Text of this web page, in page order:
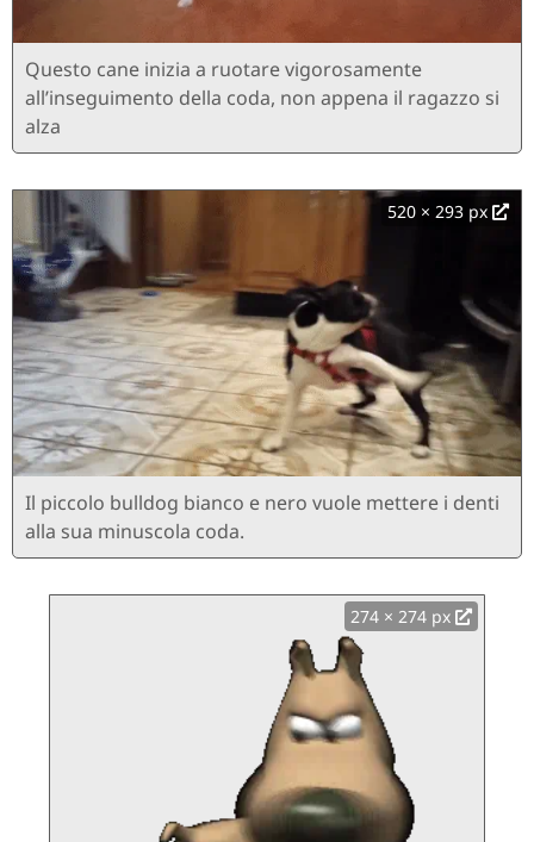
Questo cane inizia a ruotare vigorosamente
all’inseguimento della coda, non appena il ragazzo si
alza
520 × 293 px
Il piccolo bulldog bianco e nero vuole mettere i denti
alla sua minuscola coda.
274 × 274 px